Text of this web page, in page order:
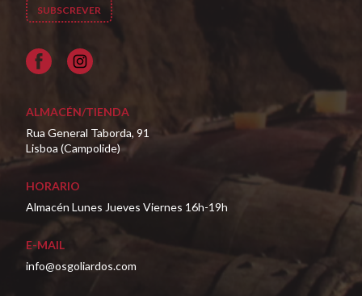
Facebook
ALMACÉN/TIENDA
Rua General Taborda, 91
Lisboa (Campolide)
HORARIO
Almacén Lunes Jueves Viernes 16h-19h
E-MAIL
info@osgoliardos.com